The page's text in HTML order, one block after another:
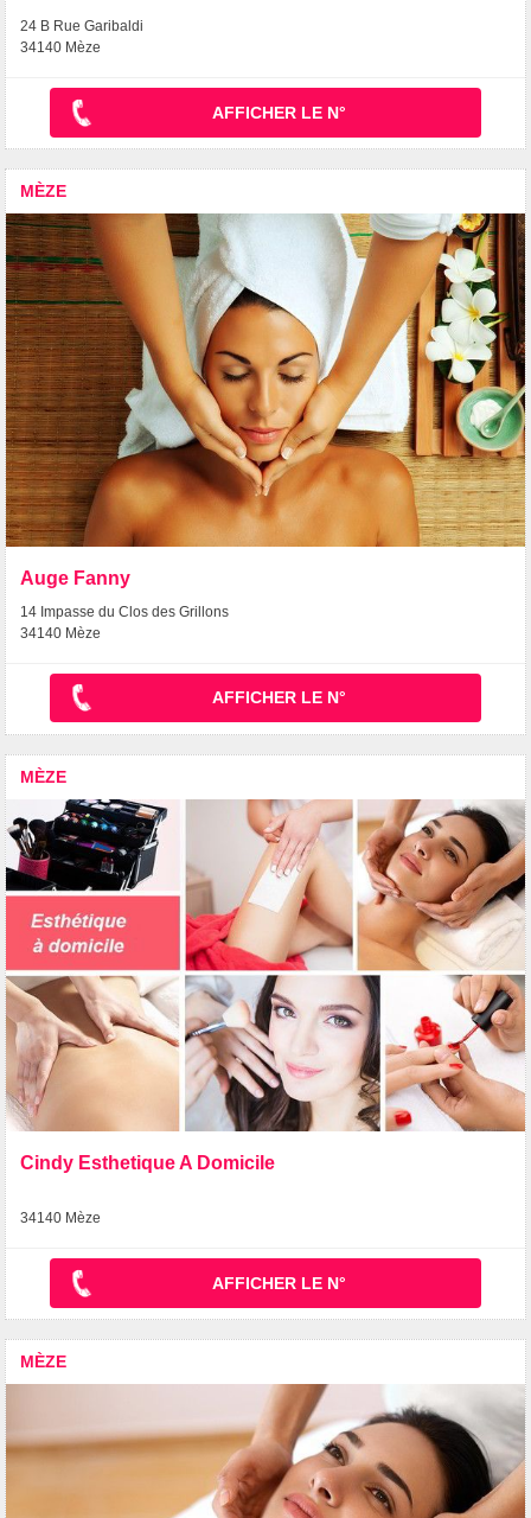
24 B Rue Garibaldi
34140 Mèze
AFFICHER LE N°
MÈZE
Auge Fanny
14 Impasse du Clos des Grillons
34140 Mèze
AFFICHER LE N°
MÈZE
Cindy Esthetique A Domicile
34140 Mèze
AFFICHER LE N°
MÈZE